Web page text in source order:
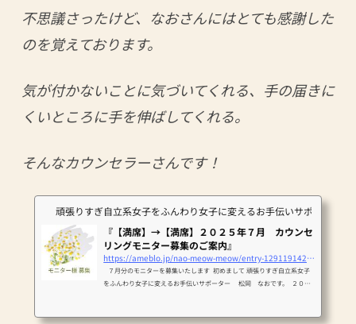
不思議さったけど、なおさんにはとても感謝した
のを覚えております。
気が付かないことに気づいてくれる、手の届きに
くいところに手を伸ばしてくれる。
そんなカウンセラーさんです！
頑張りすぎ自立系女子をふんわり女子に変えるお手伝いサポーター
『【満席】→【満席】２０２５年７月 カウンセ
リングモニター募集のご案内』
https://ameblo.jp/nao-meow-meow/entry-12911914224.html
７月分のモニターを募集いたします 初めまして 頑張りすぎ自立系女子
をふんわり女子に変えるお手伝いサポーター 松岡 なおです。 ２０２